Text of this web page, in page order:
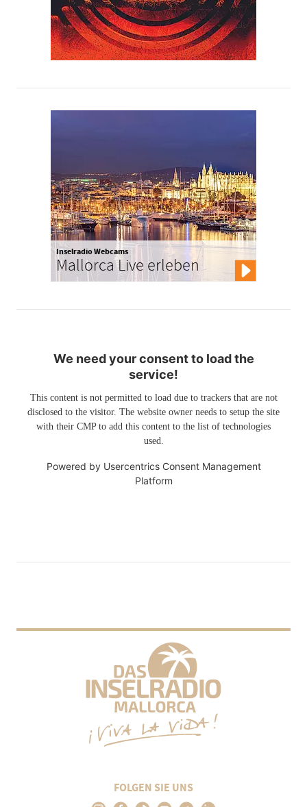
Inselradio Webcams
Mallorca Live erleben
We need your consent to load the
service!
This content is not permitted to load due to trackers that are not
disclosed to the visitor. The website owner needs to setup the site
with their CMP to add this content to the list of technologies
used.
Powered by Usercentrics Consent Management
Platform
FOLGEN SIE UNS